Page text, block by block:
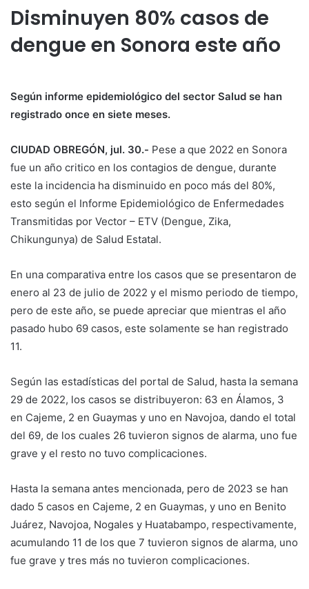
Disminuyen 80% casos de
dengue en Sonora este año
Según informe epidemiológico del sector Salud se han
registrado once en siete meses.
CIUDAD OBREGÓN, jul. 30.- Pese a que 2022 en Sonora
fue un año critico en los contagios de dengue, durante
este la incidencia ha disminuido en poco más del 80%,
esto según el Informe Epidemiológico de Enfermedades
Transmitidas por Vector – ETV (Dengue, Zika,
Chikungunya) de Salud Estatal.
En una comparativa entre los casos que se presentaron de
enero al 23 de julio de 2022 y el mismo periodo de tiempo,
pero de este año, se puede apreciar que mientras el año
pasado hubo 69 casos, este solamente se han registrado
11.
Según las estadísticas del portal de Salud, hasta la semana
29 de 2022, los casos se distribuyeron: 63 en Álamos, 3
en Cajeme, 2 en Guaymas y uno en Navojoa, dando el total
del 69, de los cuales 26 tuvieron signos de alarma, uno fue
grave y el resto no tuvo complicaciones.
Hasta la semana antes mencionada, pero de 2023 se han
dado 5 casos en Cajeme, 2 en Guaymas, y uno en Benito
Juárez, Navojoa, Nogales y Huatabampo, respectivamente,
acumulando 11 de los que 7 tuvieron signos de alarma, uno
fue grave y tres más no tuvieron complicaciones.